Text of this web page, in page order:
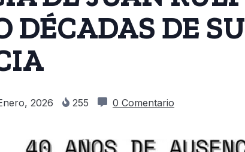
DÉCADAS DE SU
2026 255 0 Comentario